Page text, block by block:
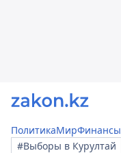
ПолитикаМирФинансы
#Выборы в Курултай